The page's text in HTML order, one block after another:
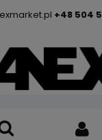
+48 504